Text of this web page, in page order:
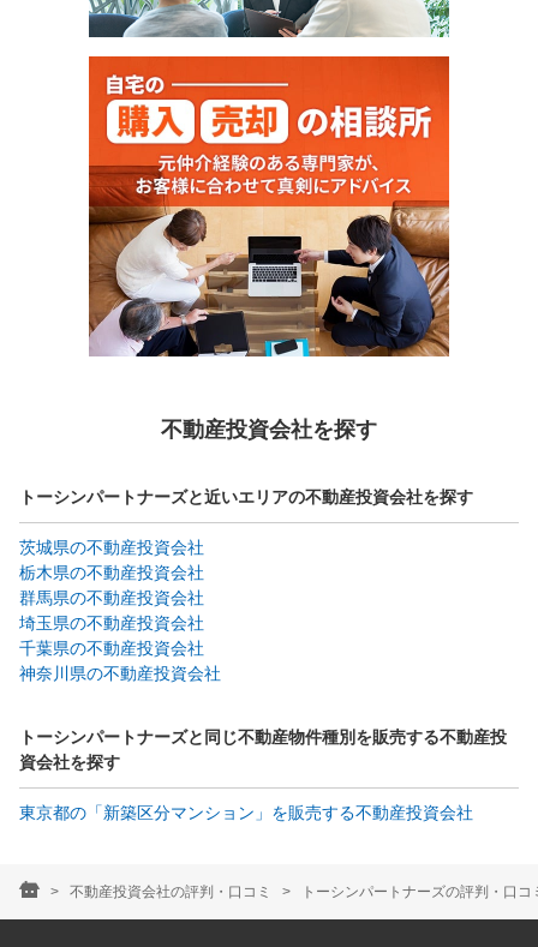
不動産投資会社を探す
トーシンパートナーズと近いエリアの不動産投資会社を探す
茨城県の不動産投資会社
栃木県の不動産投資会社
群馬県の不動産投資会社
埼玉県の不動産投資会社
千葉県の不動産投資会社
神奈川県の不動産投資会社
トーシンパートナーズと同じ不動産物件種別を販売する不動産投
資会社を探す
東京都の「新築区分マンション」を販売する不動産投資会社
不動産投資会社の評判・口コミ トーシンパートナーズの評判・口コ